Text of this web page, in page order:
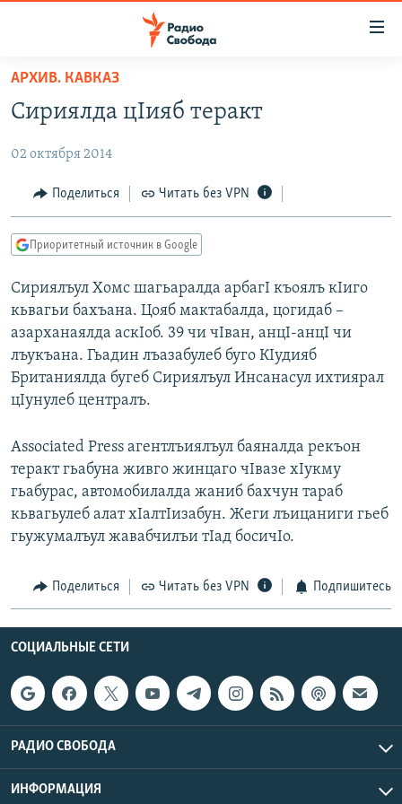
упрощенного
доступа
содержанию
Вернутся
навигации
Вернутся
поиску
ПОДКАСТЫ
АВТОРСКИЕ ПРОЕКТЫ
ЦИТАТЫ СВОБОДЫ
КУЛЬТУРА
IDEL.РЕАЛИИ
СЕВЕР.РЕАЛИИ
СИБИРЬ.РЕАЛИИ
ПОДПИШИТЕСЬ НА РАССЫЛКУ
СОЦИАЛЬНЫЕ СЕТИ
АРХИВ. КАВКАЗ
Сириялда цIияб теракт
02 октября 2014
Поделиться Читать без VPN
Приоритетный источник в Google
Сириялъул Хомс шагьаралда арбагI къоялъ кIиго
кьвагьи бахъана. Цояб мактабалда, цогидаб –
азарханаялда аскIоб. 39 чи чIван, анцI-анцI чи
лъукъана. Гьадин лъазабулеб буго КIудияб
Британиялда бугеб Сириялъул Инсанасул ихтиярал
цIунулеб централъ.
Associated Press агентлъиялъул баяналда рекъон
теракт гьабуна живго жинцаго чIвазе хIукму
гьабурас, автомобилалда жаниб бахчун тараб
кьвагьулеб алат хIалтIизабун. Жеги лъицаниги гьеб
гьужумалъул жавабчилъи тIад босичIо.
Поделиться Читать без VPN Подпишитесь
СОЦИАЛЬНЫЕ СЕТИ
РАДИО СВОБОДА
ИНФОРМАЦИЯ